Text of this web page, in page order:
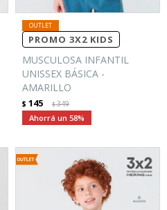
PROMO 3X2 KIDS
MUSCULOSA INFANTIL
UNISSEX BÁSICA -
AMARILLO
$ 145 $349
58